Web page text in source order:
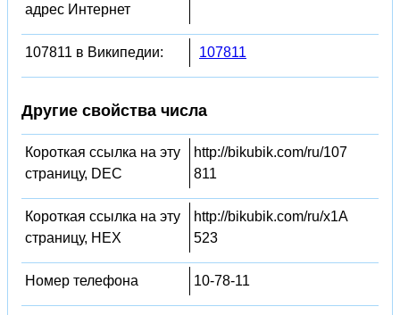
адрес Интернет
107811 в Википедии: 107811
Другие свойства числа
Короткая ссылка на эту
страницу, DEC
http://bikubik.com/ru/107
811
Короткая ссылка на эту
страницу, HEX
http://bikubik.com/ru/x1A
523
Номер телефона 10-78-11